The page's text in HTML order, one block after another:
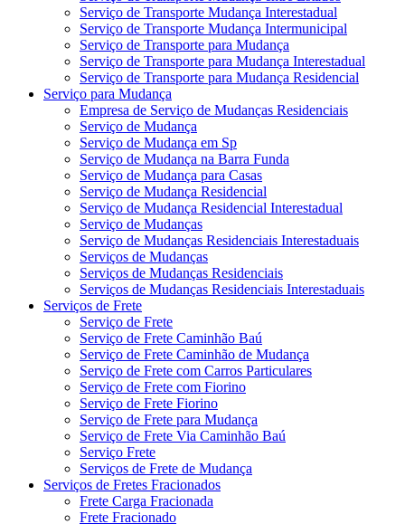
Serviço de Transporte Mudança Interestadual
Serviço de Transporte Mudança Intermunicipal
Serviço de Transporte para Mudança
Serviço de Transporte para Mudança Interestadual
Serviço de Transporte para Mudança Residencial
Serviço para Mudança
Empresa de Serviço de Mudanças Residenciais
Serviço de Mudança
Serviço de Mudança em Sp
Serviço de Mudança na Barra Funda
Serviço de Mudança para Casas
Serviço de Mudança Residencial
Serviço de Mudança Residencial Interestadual
Serviço de Mudanças
Serviço de Mudanças Residenciais Interestaduais
Serviços de Mudanças
Serviços de Mudanças Residenciais
Serviços de Mudanças Residenciais Interestaduais
Serviços de Frete
Serviço de Frete
Serviço de Frete Caminhão Baú
Serviço de Frete Caminhão de Mudança
Serviço de Frete com Carros Particulares
Serviço de Frete com Fiorino
Serviço de Frete Fiorino
Serviço de Frete para Mudança
Serviço de Frete Via Caminhão Baú
Serviço Frete
Serviços de Frete de Mudança
Serviços de Fretes Fracionados
Frete Carga Fracionada
Frete Fracionado